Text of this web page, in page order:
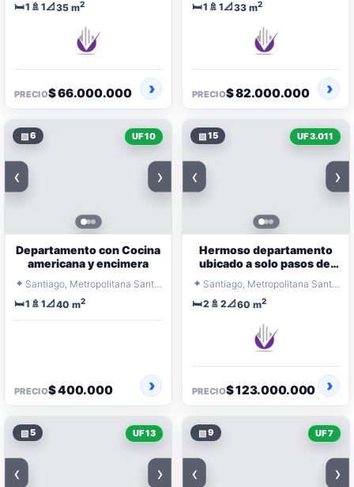
🛏️1 🚿 1📐35 m2
PRECIO$ 66.000.000
🛏️1 🚿 1📐33 m2
PRECIO$ 82.000.000
▧6 UF 10
‹ ›
Departamento con Cocina
americana y encimera
⌖
Santiago, Metropolitana Santiago
🛏️1 🚿 1📐40 m2
PRECIO$ 400.000
▧15 UF 3.011
‹ ›
Hermoso departamento
ubicado a solo pasos del
⌖ Santiago, Metropolitana Santiago
🛏️2 🚿 2📐60 m2
PRECIO$ 123.000.000
▧5 UF 13
‹ ›
▧9 UF 7
‹ ›